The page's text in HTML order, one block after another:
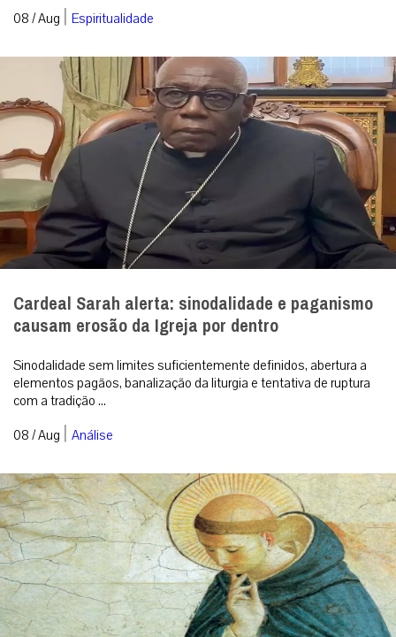
08 / Aug | Espiritualidade
Cardeal Sarah alerta: sinodalidade e paganismo
causam erosão da Igreja por dentro
Sinodalidade sem limites suficientemente definidos, abertura a
elementos pagãos, banalização da liturgia e tentativa de ruptura
com a tradição ...
08 / Aug | Análise